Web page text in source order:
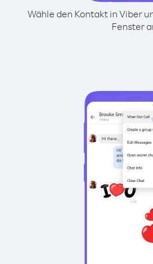
Wähle den Kontakt in Viber
Fenster